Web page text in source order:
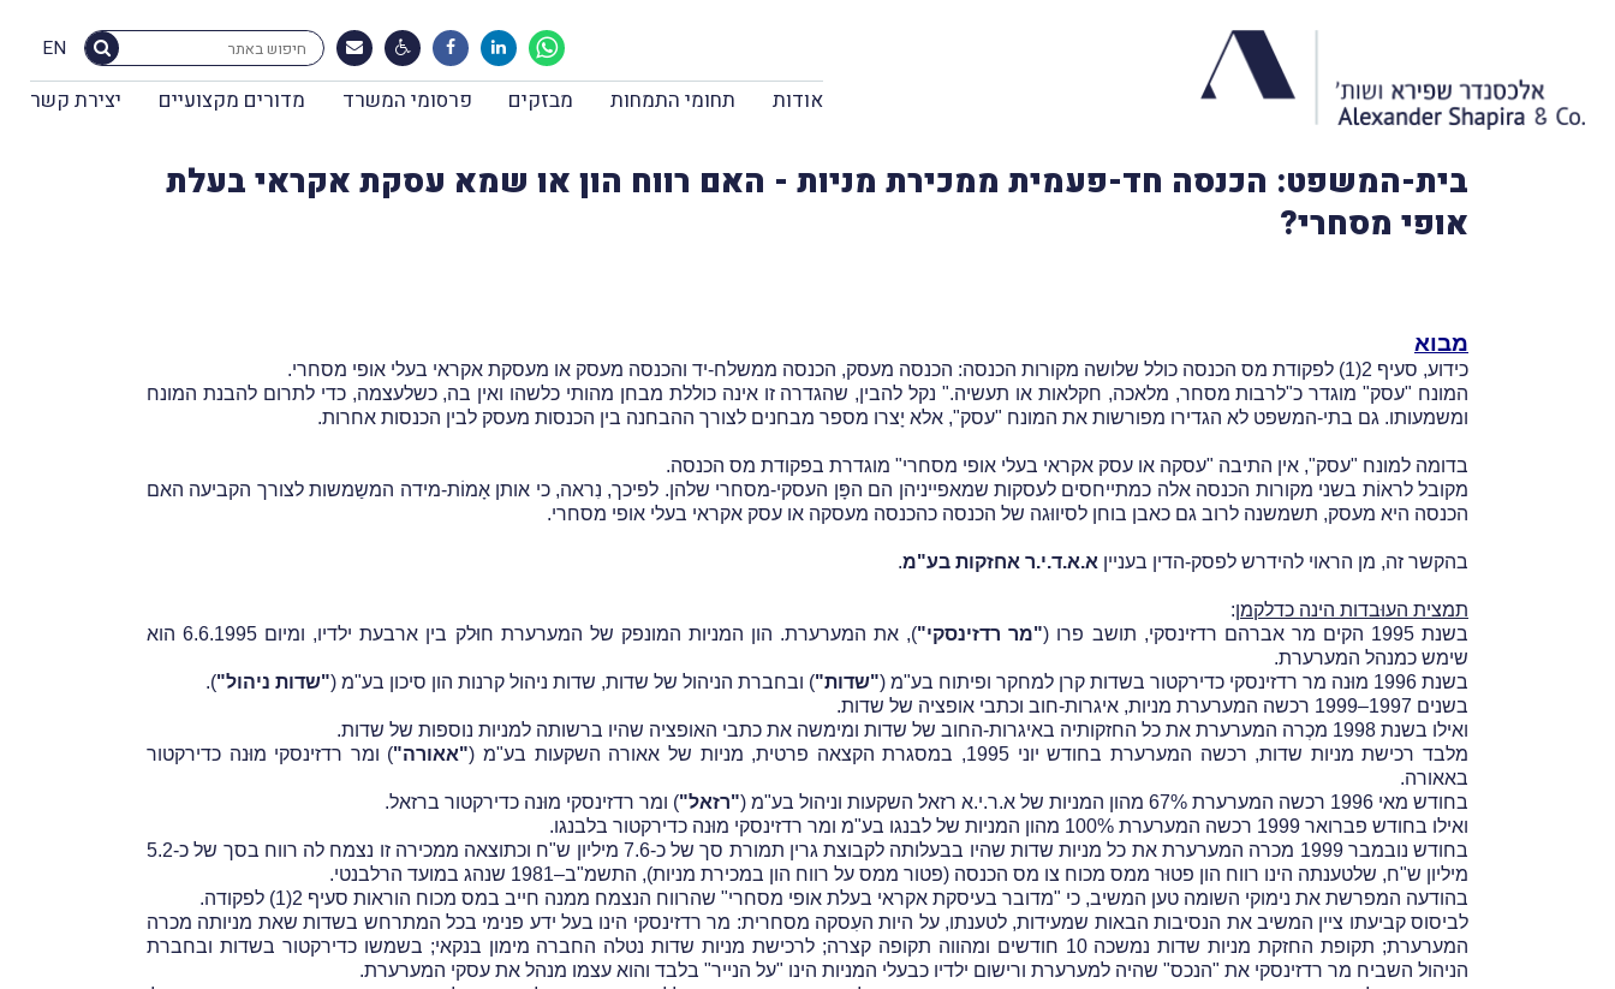
EN
אודות תחומי התמחות מבזקים פרסומי המשרד מדורים מקצועיים יצירת קשר
בית-המשפט: הכנסה חד-פעמית ממכירת מניות - האם רווח הון או שמא עסקת אקראי בעלת
אופי מסחרי?
מבוא
כידוע, סעיף 2(1) לפקודת מס הכנסה כולל שלושה מקורות הכנסה: הכנסה מעסק, הכנסה ממשלח-יד והכנסה מעסק או מעסקת אקראי בעלי אופי מסחרי.
המונח "עסק" מוגדר כ"לרבות מסחר, מלאכה, חקלאות או תעשיה." נקל להבין, שהגדרה זו אינה כוללת מבחן מהותי כלשהו ואין בה, כשלעצמה, כדי לתרום להבנת המונח
ומשמעותו. גם בתי-המשפט לא הגדירו מפורשות את המונח "עסק", אלא יָצרו מספר מבחנים לצורך ההבחנה בין הכנסות מעסק לבין הכנסות אחרות.
בדומה למונח "עסק", אין התיבה "עסקה או עסק אקראי בעלי אופי מסחרי" מוגדרת בפקודת מס הכנסה.
מקובל לראוֹת בשני מקורות הכנסה אלה כמתייחסים לעסקות שמאפייניהן הם הפָּן העסקי-מסחרי שלהן. לפיכך, נִראה, כי אותן אָמוֹת-מידה המשַמשות לצורך הקביעה האם
הכנסה היא מעסק, תשמשנה לרוב גם כאבן בוחן לסיווּגה של הכנסה כהכנסה מעסקה או עסק אקראי בעלי אופי מסחרי.
בהקשר זה, מן הראוי להידרש לפסק-הדין בעניין א.א.ד.י.ר אחזקות בע"מ.
תמצית העוּבדות הינה כדלקמן:
בשנת 1995 הקים מר
אברהם רדזינסקי, תושב פרו ("מר רדזינסקי"
), את המערערת. הון המניות המונפק של המערערת חוּלק בין ארבעת ילדיו, ומיום 6.6.1995 הוא
שימש כמנהל המערערת.
בשנת 1996 מוּנה מר רדזינסקי כדירקטור בשדות קרן למחקר ופיתוח בע"מ (
"שדות") ובחברת הניהול של שדות, שדות ניהול קרנות הון סיכון בע"מ ("שדות ניהול").
בשנים 1997–1999 רכשה המערערת מניות, איגרות-חוב וכתבי אופציה של שדות.
ואילו בשנת 1998 מכְרה המערערת את כל החזקותיה באיגרות-החוב של שדות ומימשה את כתבי האופציה שהיו ברשותה למניות נוספות של שדות.
מלבד רכישת מניות שדות, רכשה המערערת בחודש יוני 1995, במסגרת הקצאה פרטית, מניות של אאורה השקעות בע"מ (
"אאורה") ומר רדזינסקי מוּנה כדירקטור
באאורה.
בחודש מאי 1996 רכשה המערערת 67% מהון המניות של א.ר.י.א רזאל השקעות וניהול בע"מ (
"רזאל") ומר רדזינסקי מוּנה כדירקטור ברזאל.
ואילו בחודש פברואר 1999 רכשה המערערת 100% מהון המניות של לבנגו בע"מ ומר רדזינסקי מוּנה כדירקטור בלבנגו.
בחודש נובמבר 1999 מכרה המערערת את כל מניות שדות שהיו בבעלותה לקבוצת גרין תמורת סך של כ-7.6 מיליון ש"ח וכתוצאה ממכירה זו נצמח לה רווח בסך של כ-5.2
מיליון ש"ח, שלטענתה הינו רווח הון פטוּר ממס מכוח צו מס הכנסה (פטור ממס על רווח הון במכירת מניות), התשמ"ב–1981 שנהג במועד הרלבנטי.
בהודעה המפרשת את נימוקי השומה טען המשיב, כי "מדובר בעיסקת אקראי בעלת אופי מסחרי" שהרווח הנצמח ממנה חייב במס מכוח הוראות סעיף 2(1) לפקודה.
לביסוס קביעתו ציין המשיב את הנסיבות הבאות שמעידות, לטענתו, על היות העִסקה מסחרית: מר רדזינסקי הינו בעל ידע פנימי בכל המתרחש בשדות שאת מניותה מכרה
המערערת; תקופת החזקת מניות שדות נמשכה 10 חודשים ומהווה תקופה קצרה; לרכישת מניות שדות נטלה החברה מימון בנקאי; בשמשו כדירקטור בשדות ובחברת
הניהול השביח מר רדזינסקי את "הנכס" שהיה למערערת ורישום ילדיו כבעלי המניות הינו "על הנייר" בלבד והוא עצמו מנהל את עסקי המערערת.